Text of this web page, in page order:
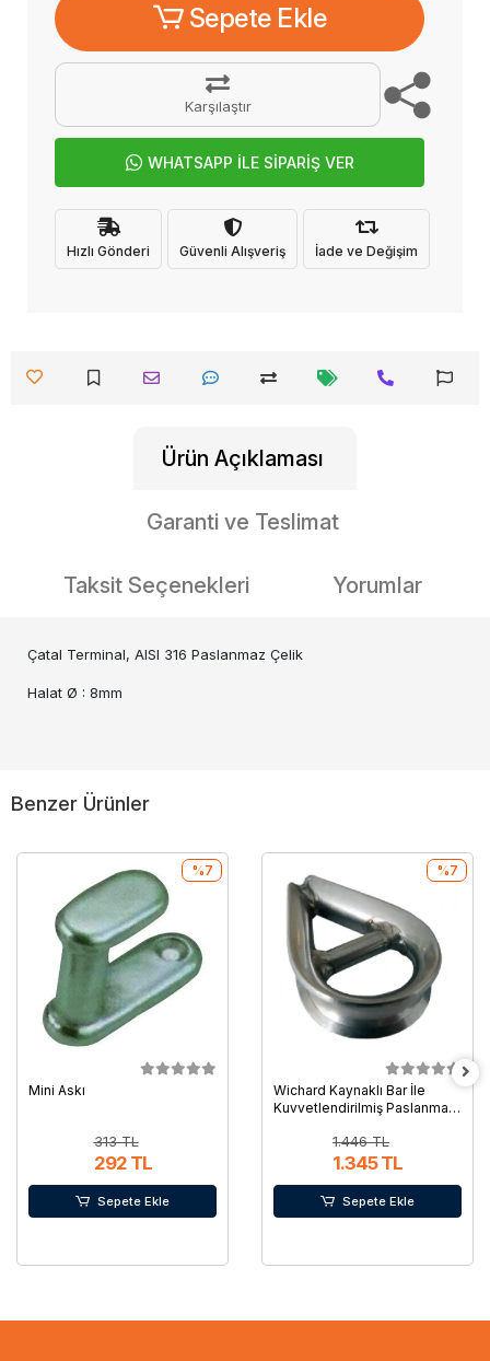
Sepete Ekle
Karşılaştır
WHATSAPP İLE SİPARİŞ VER
Hızlı Gönderi Güvenli Alışveriş İade ve Değişim
Ürün Açıklaması
Garanti ve Teslimat
Taksit Seçenekleri Yorumlar
Çatal Terminal, AISI 316 Paslanmaz Çelik
Halat Ø : 8mm
Benzer Ürünler
Mini Askı
313 TL
292 TL
%7
Sepete Ekle
Wichard Kaynaklı Bar İle
Kuvvetlendirilmiş Paslanmaz
1.446 TL
1.345 TL
%7
Sepete Ekle